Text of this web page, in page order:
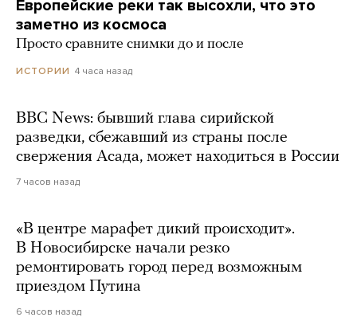
Европейские реки так высохли, что это
заметно из космоса
Просто сравните снимки до и после
ИСТОРИИ 4 часа назад
BBC News: бывший глава сирийской
разведки, сбежавший из страны после
свержения Асада, может находиться в России
7 часов назад
«В центре марафет дикий происходит».
В Новосибирске начали резко
ремонтировать город перед возможным
приездом Путина
6 часов назад